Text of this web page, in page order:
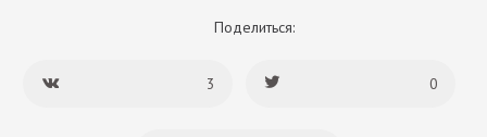
Поделиться:
3 0